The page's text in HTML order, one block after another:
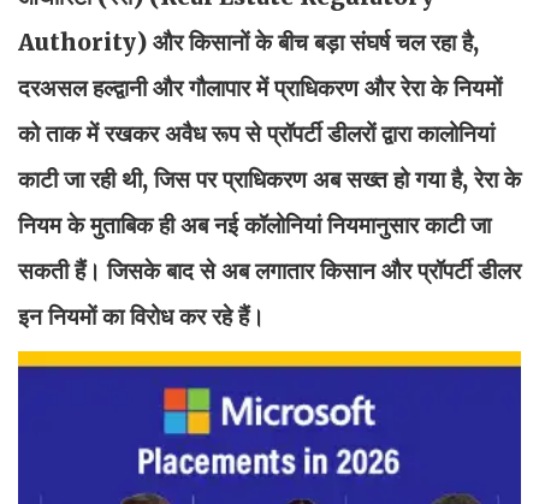
Authority) और किसानों के बीच बड़ा संघर्ष चल रहा है,
दरअसल हल्द्वानी और गौलापार में प्राधिकरण और रेरा के नियमों
को ताक में रखकर अवैध रूप से प्रॉपर्टी डीलरों द्वारा कालोनियां
काटी जा रही थी, जिस पर प्राधिकरण अब सख्त हो गया है, रेरा के
नियम के मुताबिक ही अब नई कॉलोनियां नियमानुसार काटी जा
सकती हैं। जिसके बाद से अब लगातार किसान और प्रॉपर्टी डीलर
इन नियमों का विरोध कर रहे हैं।